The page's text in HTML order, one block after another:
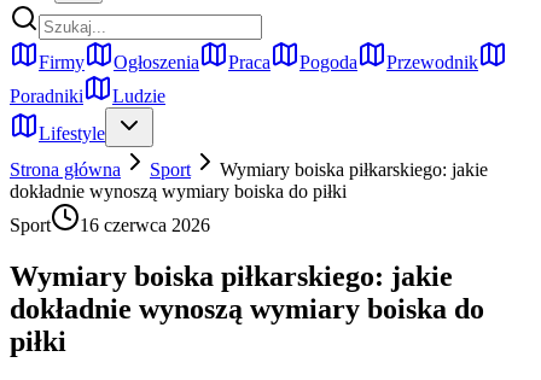
Firmy Ogłoszenia Praca Pogoda
Przewodnik
Poradniki
Ludzie
Lifestyle
Strona główna
Sport
Wymiary boiska piłkarskiego: jakie
dokładnie wynoszą wymiary boiska do piłki
Sport
16 czerwca 2026
Wymiary boiska piłkarskiego: jakie
dokładnie wynoszą wymiary boiska do
piłki